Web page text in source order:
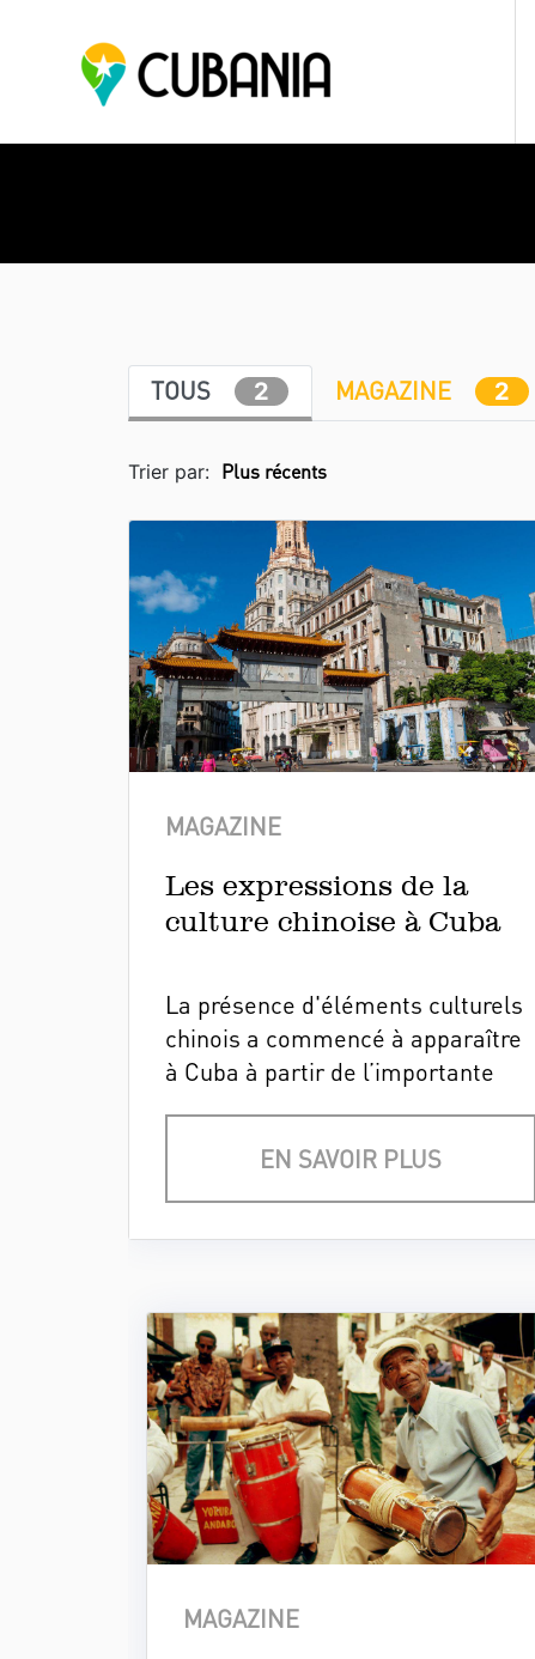
TOUS 2 MAGAZINE 2
Trier par:
MAGAZINE
Les expressions de la
culture chinoise à Cuba
La présence d'éléments culturels
chinois a commencé à apparaître
à Cuba à partir de l’importante
venaient travailler dans les
plantations de cannes à sucre.
Pendant des décennies, le
était le quartier chinois le plus
important d'Amérique Latine. Un
article de la revue cubaine
Catauro revient sur l'histoire des
Chinois à Cuba.
EN SAVOIR PLUS
MAGAZINE